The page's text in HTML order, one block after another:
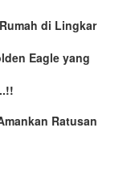
di Lingkar
Eagle yang
Ratusan